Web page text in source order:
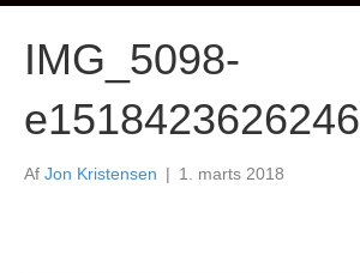
IMG_5098-
e1518423626246
Af Jon Kristensen | 1. marts 2018